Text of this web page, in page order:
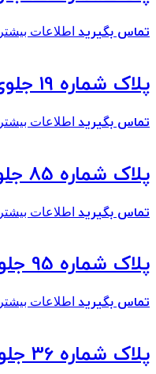
تماس بگیرید اطلاعات بیشتر
پلاک شماره 19 جلوی دوچرخه ایران اندرو
تماس بگیرید اطلاعات بیشتر
پلاک شماره 85 جلوی دوچرخه ایران اندرو
تماس بگیرید اطلاعات بیشتر
پلاک شماره 95 جلوی دوچرخه ایران اندرو
تماس بگیرید اطلاعات بیشتر
پلاک شماره 36 جلوی دوچرخه ایران اندرو